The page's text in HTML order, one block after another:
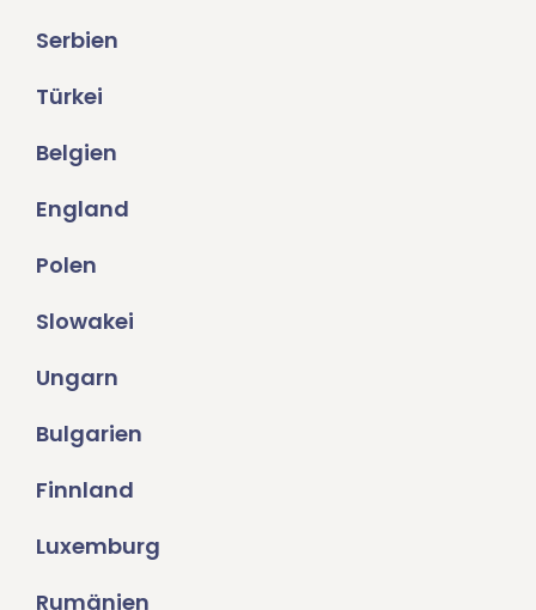
Serbien
Türkei
Belgien
England
Polen
Slowakei
Ungarn
Bulgarien
Finnland
Luxemburg
Rumänien